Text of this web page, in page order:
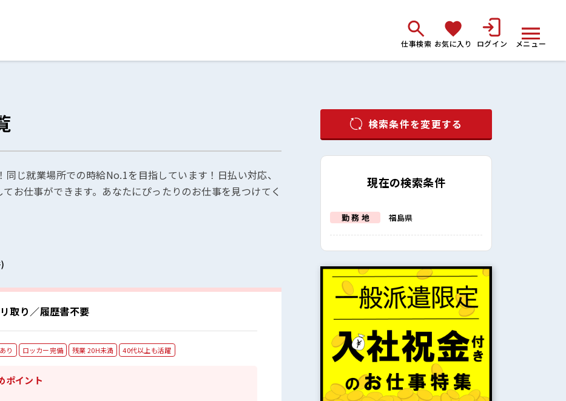
仕事検索 お気に入り ログイン メニュー
どる
リスト
せ
じ就業場所での時給No.1を目指しています！日払い対応、
お仕事ができます。あなたにぴったりのお仕事を見つけてく
取り／履歴書不要
り ロッカー完備 残業 20H未満 40代以上も活躍
ポイント
検索条件を変更する
現在の検索条件
勤 務 地 福島県